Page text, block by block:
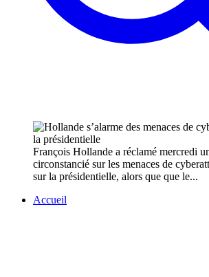
François Hollande a réclamé mercredi
circonstancié sur les menaces de
sur la présidentielle, alors que que le...
Accueil